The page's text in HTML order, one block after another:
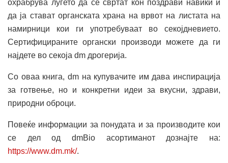
охрабрува луѓето да се свртат кон поздрави навики и
да ја стават органската храна на врвот на листата на
намирници кои ги употребуваат во секојдневието.
Сертифицираните органски производи можете да ги
најдете во секоја dm дрогерија.
Со оваа книга, dm на купувачите им дава инспирација
за готвење, но и конкретни идеи за вкусни, здрави,
природни оброци.
Повеќе информации за понудата и за производите кои
се дел од dmBio асортиманот дознајте на:
https://www.dm.mk/.